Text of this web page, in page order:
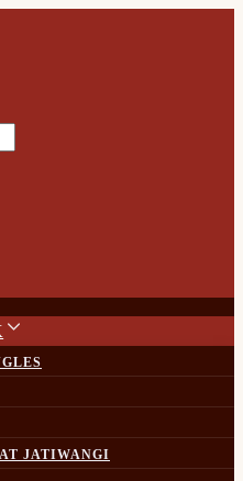
JATIWANGI